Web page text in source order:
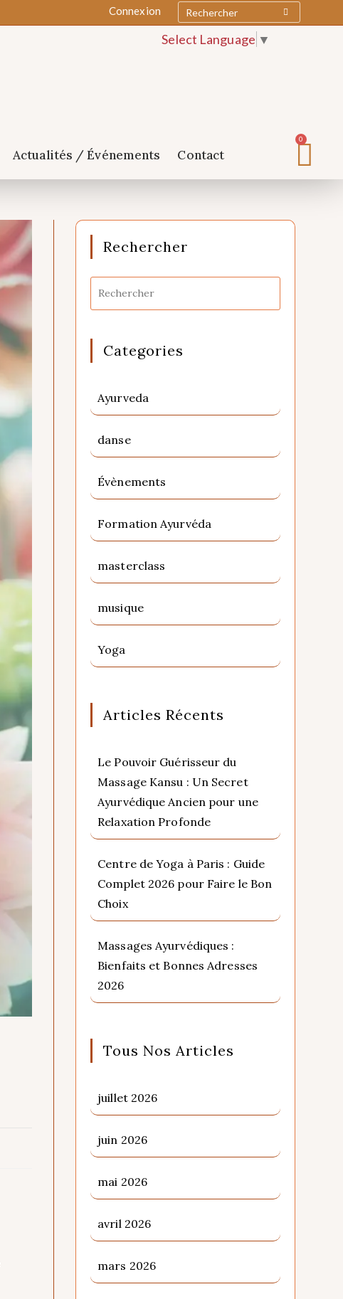
Connexion
Select Language ▼
Actualités / Événements Contact
0
Rechercher
Categories
Ayurveda
danse
Évènements
Formation Ayurvéda
masterclass
musique
Yoga
Articles Récents
Le Pouvoir Guérisseur du
Massage Kansu : Un Secret
Ayurvédique Ancien pour une
Relaxation Profonde
Centre de Yoga à Paris : Guide
Complet 2026 pour Faire le Bon
Choix
Massages Ayurvédiques :
Bienfaits et Bonnes Adresses
2026
Tous Nos Articles
juillet 2026
juin 2026
mai 2026
avril 2026
mars 2026